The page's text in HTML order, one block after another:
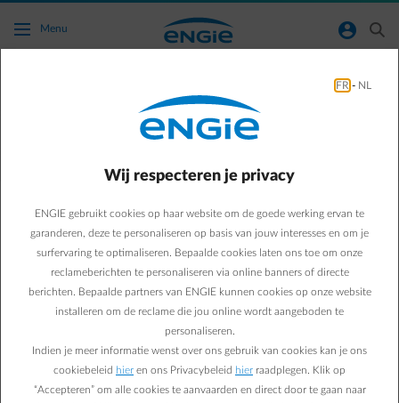
Ga naar de hoofdinhoud
Menu normal-account-circle search
Vragen over je factuur via e-mail ontvangen
wijzigingen doorvoeren aan deze geautomatiseerde email? Bekijk
dan zeker de veelgestelde vragen over de energiefactuur via email.
Veelgestelde vragen
Hoe kan ik de verzending van mijn facturen per e-mail
Hoe kan ik mijn facturen in de toekomst opnieuw op papier
ontvangen?
FR - NL
Wij respecteren je privacy
ENGIE gebruikt cookies op haar website om de goede werking ervan te
garanderen, deze te personaliseren op basis van jouw interesses en om je
surfervaring te optimaliseren. Bepaalde cookies laten ons toe om onze
reclameberichten te personaliseren via online banners of directe
berichten. Bepaalde partners van ENGIE kunnen cookies op onze website
installeren om de reclame die jou online wordt aangeboden te
personaliseren.
Indien je meer informatie wenst over ons gebruik van cookies kan je ons
cookiebeleid hier en ons Privacybeleid hier raadplegen. Klik op
“Accepteren” om alle cookies te aanvaarden en direct door te gaan naar